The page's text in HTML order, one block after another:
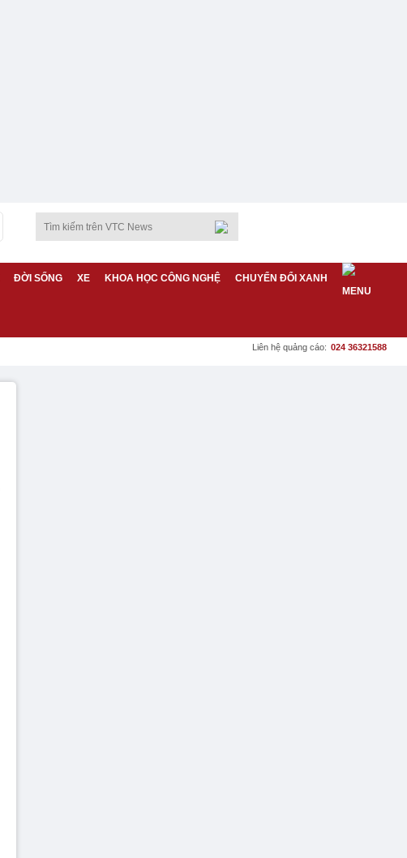
ĐỜI SỐNG XE KHOA HỌC CÔNG NGHỆ CHUYỂN ĐỔI XANH
Liên hệ quảng cáo: 024 36321588